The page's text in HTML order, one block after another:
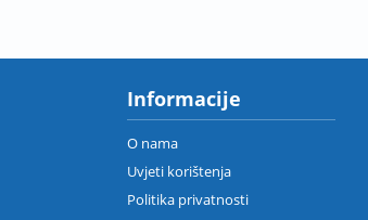
Informacije
O nama
Uvjeti korištenja
Politika privatnosti